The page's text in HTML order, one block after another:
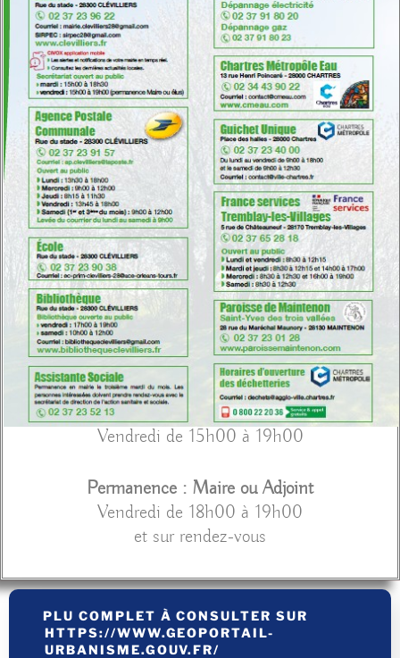
Tél : 02.37.23.96.22
Courriel : mairie.clevilliers28@gmail.com
Secrétariat o
uvert au public :
Mardi de 15h00 à 18h30
Vendredi de 15h00 à 19h00
Permanence : Maire ou Adjoint
Vendredi de 18h00 à 19h00
et sur rendez-vous
PLU COMPLET À CONSULTER SUR
HTTPS://WWW.GEOPORTAIL-
URBANISME.GOUV.FR/